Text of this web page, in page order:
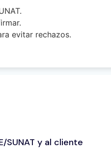
evitar rechazos.
SUNAT y al cliente